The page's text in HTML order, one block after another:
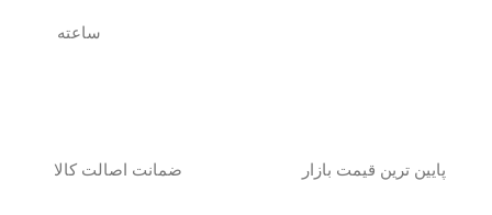
ساعته
پایین ترین قیمت بازار ضمانت اصالت کالا